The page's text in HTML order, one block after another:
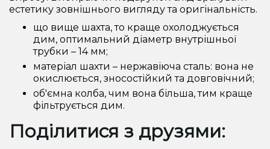
естетику зовнішнього вигляду та оригінальність.
що вище шахта, то краще охолоджується
дим, оптимальний діаметр внутрішньої
трубки – 14 мм;
матеріал шахти – нержавіюча сталь: вона не
окислюється, зносостійкий та довговічний;
об'ємна колба, чим вона більша, тим краще
фільтрується дим.
Поділитися з друзями: